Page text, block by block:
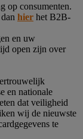
op consumenten.
hier het B2B-
en uw
open zijn over
en nationale
dat veiligheid
wij de nieuwste
te